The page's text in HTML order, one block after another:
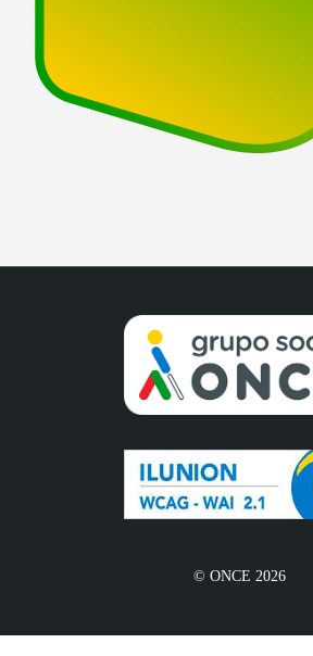
© ONCE 2026